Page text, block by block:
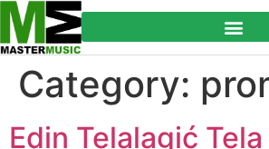
Category:
Edin Telalagić Tela